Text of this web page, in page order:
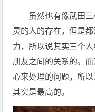
虽然也有像武田
灵的人的存在，但是
力，所以说其实三个
朋友之间的关系的。
心来处理的问题，所
其实是最高的。